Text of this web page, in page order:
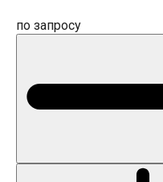
по запросу